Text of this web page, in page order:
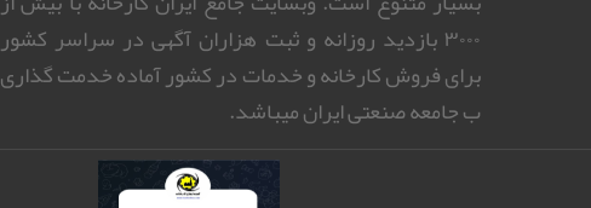
۳۰۰۰ بازدید روزانه و ثبت هزاران آگهی در سراسر کشور
برای فروش کارخانه و خدمات در کشور آماده خدمت گذاری
ب جامعه صنعتی ایران میباشد.